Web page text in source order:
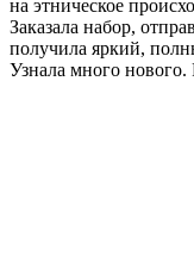
на этническое
Заказала набор,
получила яркий,
Узнала много